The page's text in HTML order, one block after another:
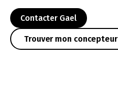
Contacter Gael
Trouver mon concepteur